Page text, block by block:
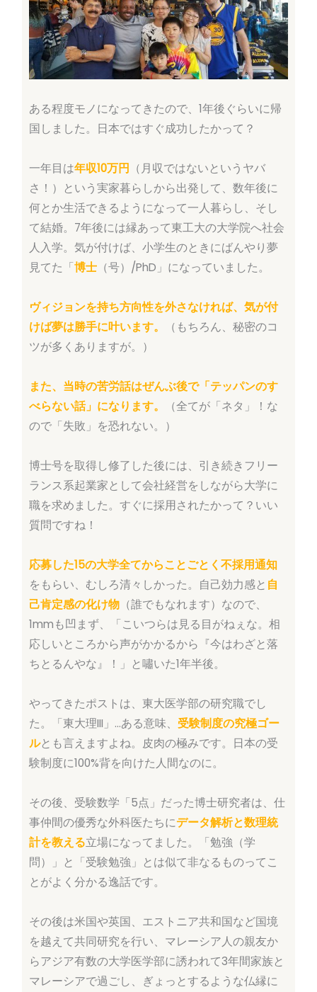
ある程度モノになってきたので、1年後ぐらいに帰
国しました。日本ではすぐ成功したかって？
一年目は年収10万円 （月収ではないというヤバ
さ！）という実家暮らしから出発して、数年後に
何とか生活できるようになって一人暮らし、そし
て結婚。7年後には縁あって東工大の大学院へ社会
人入学。気が付けば、小学生のときにばんやり夢
見てた「博士 （号）/PhD」になっていました。
ヴィジョンを持ち方向性を外さなければ、気が付
けば夢は勝手に叶います。
（もちろん、秘密のコ
ツが多くありますが。）
また、当時の苦労話はぜんぶ後で「テッパンのす
べらない話」になります。
（全てが「ネタ」！な
ので「失敗」を恐れない。）
博士号を取得し修了した後には、引き続きフリー
ランス系起業家として会社経営をしながら大学に
職を求めました。すぐに採用されたかって？いい
質問ですね！
応募した15の大学全てからことごとく不採用通知
をもらい、むしろ清々しかった。自己効力感と 自
己肯定感の化け物 （誰でもなれます）なので、
1mmも凹まず、「こいつらは見る目がねぇな。相
応しいところから声がかかるから『今はわざと落
ちとるんやな』！」と嘯いた1年半後。
やってきたポストは、東大医学部の研究職でし
た。「東大理III」…ある意味、 受験制度の究極ゴー
ルとも言えますよね。皮肉の極みです。日本の受
験制度に100%背を向けた人間なのに。
その後、受験数学「5点」だった博士研究者は、仕
事仲間の優秀な外科医たちにデータ解析と数理統
計を教える立場になってました。「勉強（学
問）」と「受験勉強」とは似て非なるものってこ
とがよく分かる逸話です。
その後は米国や英国、エストニア共和国など国境
を越えて共同研究を行い、マレーシア人の親友か
らアジア有数の大学医学部に誘われて3年間家族と
マレーシアで過ごし、ぎょっとするような仏縁に